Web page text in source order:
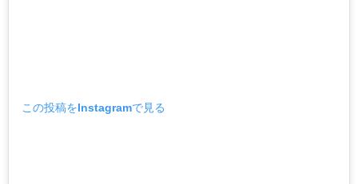
この投稿をInstagramで見る